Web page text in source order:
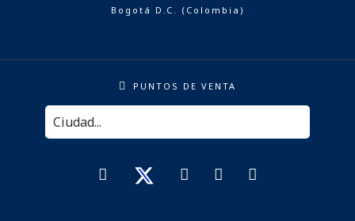
Bogotá D.C. (Colombia)
PUNTOS DE VENTA